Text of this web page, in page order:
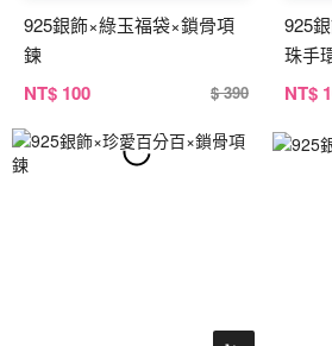
925銀飾×綠玉福袋×鎖骨項
鍊
NT$ 100 $ 390
925
珠手
NT$